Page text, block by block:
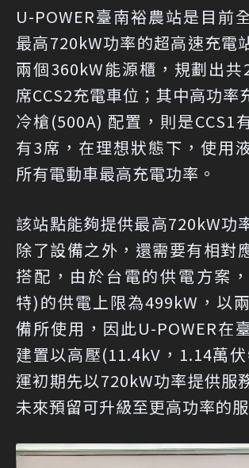
U-POWER臺南裕農站是目前
最高720kW功率的超高速充電
兩個360kW能源櫃，規劃出共
席CCS2充電車位；其中高功率
冷槍(500A) 配置，則是CCS1
有3席，在理想狀態下，使用
所有電動車最高充電功率。
該站點能夠提供最高720kW功
除了設備之外，還需要有相對
搭配，由於台電的供電方案
特)的供電上限為499kW，以
備所使用，因此U-POWER在
建置以高壓(11.4kV，1.14萬
運初期先以720kW功率提供服
未來預留可升級至更高功率的